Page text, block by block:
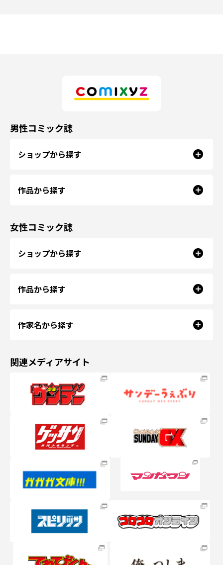
男性コミック誌
ショップから探す
作品から探す
女性コミック誌
ショップから探す
作品から探す
作家名から探す
関連メディアサイト